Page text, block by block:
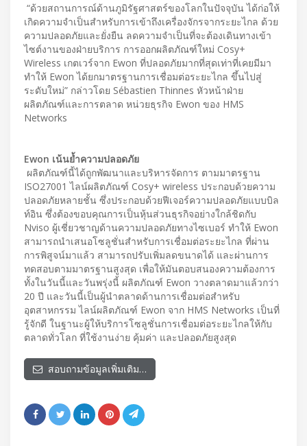
“ด้วยสถานการณ์ด้านภูมิรัฐศาสตร์ของโลกในปัจจุบัน ได้ก่อให้
เกิดความจำเป็นสำหรับการเข้าถึงเครื่องจักรจากระยะไกล ด้วย
ความปลอดภัยและยั่งยืน ลดความจำเป็นที่จะต้องเดินทางเข้า
ไซต์งานของฝ่ายบริการ การออกผลิตภัณฑ์ใหม่ Cosy+
Wireless เกตเวร์จาก Ewon ที่ปลอดภัยมากที่สุดเท่าที่เคยมีมา
ทำให้ Ewon ได้ยกมาตรฐานการเชื่อมต่อระยะไกล ขึ้นไปสู่
ระดับใหม่” กล่าวโดย Sébastien Thinnes หัวหน้าฝ่าย
ผลิตภัณฑ์และการตลาด หน่วยธุรกิจ Ewon ของ HMS
Networks
Ewon เน้นย้ำความปลอดภัย
ผลิตภัณฑ์นี้ได้ถูกพัฒนาและบริหารจัดการ ตามมาตรฐาน
ISO27001 ไลน์ผลิตภัณฑ์ Cosy+ wireless ประกอบด้วยความ
ปลอดภัยหลายชั้น ซึ่งประกอบด้วยฟีเจอร์ความปลอดภัยแบบบิล
ท์อิน ซึ่งต้องขอบคุณการเป็นหุ้นส่วนธุรกิจอย่างใกล้ชิดกับ
Nviso ผู้เชี่ยวชาญด้านความปลอดภัยทางไซเบอร์ ทำให้ Ewon
สามารถนำเสนอโซลูชั่นสำหรับการเชื่อมต่อระยะไกล ที่ผ่าน
การพิสูจน์มาแล้ว สามารถปรับเพิ่มลดขนาดได้ และผ่านการ
ทดสอบตามมาตรฐานสูงสุด เพื่อให้มันตอบสนองความต้องการ
ทั้งในวันนี้และวันพรุ่งนี้ ผลิตภัณฑ์ Ewon วางตลาดมาแล้วกว่า
20 ปี และวันนี้เป็นผู้นำตลาดด้านการเชื่อมต่อสำหรับ
อุตสาหกรรม ไลน์ผลิตภัณฑ์ Ewon จาก HMS Networks เป็นที่
รู้จักดี ในฐานะผู้ให้บริการโซลูชั่นการเชื่อมต่อระยะไกลให้กับ
ตลาดทั่วโลก ที่ใช้งานง่าย คุ้มค่า และปลอดภัยสูงสุด
สอบถามข้อมูลเพิ่มเติม…